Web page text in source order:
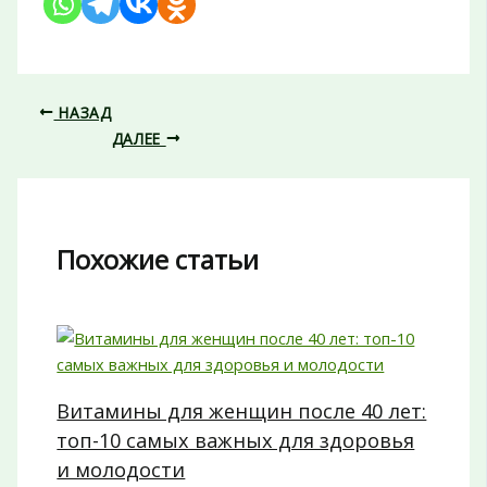
НАЗАД
ДАЛЕЕ
Похожие статьи
Витамины для женщин после 40 лет:
топ-10 самых важных для здоровья
и молодости